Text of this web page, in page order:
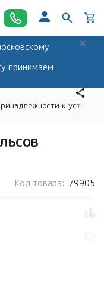
принимаем
к
Код товара: 79905